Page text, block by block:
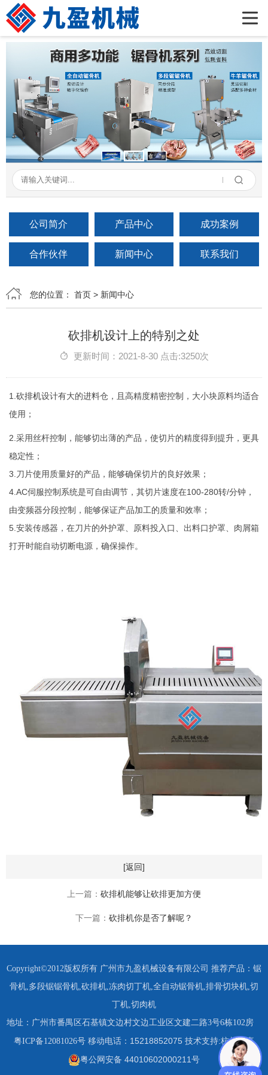
产品展示
新闻资讯
成功案例
在线留言
联系我们
公司简介 产品中心 成功案例
合作伙伴 新闻中心 联系我们
您的位置： 首页 > 新闻中心
砍排机设计上的特别之处
更新时间：2021-8-30 点击:3250次
1.砍排机设计有大的进料仓，且高精度精密控制，大小块原料均适合
使用；
2.采用丝杆控制，能够切出薄的产品，使切片的精度得到提升，更具
稳定性；
3.刀片使用质量好的产品，能够确保切片的良好效果；
4.AC伺服控制系统是可自由调节，其切片速度在100-280转/分钟，
由变频器分段控制，能够保证产品加工的质量和效率；
5.安装传感器，在刀片的外护罩、原料投入口、出料口护罩、肉屑箱
打开时能自动切断电源，确保操作。
[返回]
上一篇： 砍排机能够让砍排更加方便
下一篇： 砍排机你是否了解呢？
Copyright©2012版权所有 广州市九盈机械设备有限公司 推荐产品： 锯
骨机 多段锯锯骨机 砍排机 冻肉切丁机 全自动锯骨机 排骨切块机 切
丁机 切肉机
地址：广州市番禺区石基镇文边村文边工业区文建二路3号6栋102房
粤ICP备12081026号 移动电话： 15218852075 技术支持:杭州四喜
粤公网安备 44010602000211号